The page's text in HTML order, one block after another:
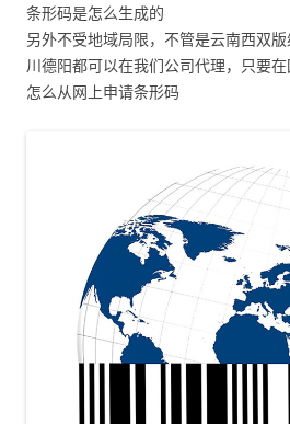
条形码是怎么生成的
另外不受地域局限，不管是云南西双
川德阳都可以在我们公司代理，只要
怎么从网上申请条形码